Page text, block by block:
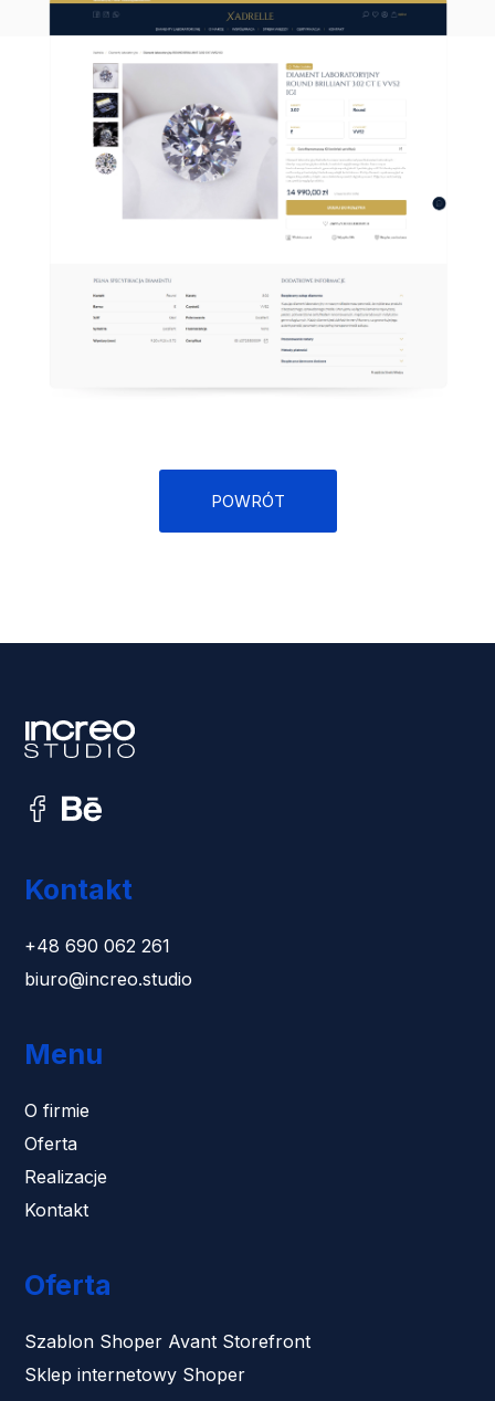
POWRÓT
Kontakt
+48 690 062 261
biuro@increo.studio
Menu
O firmie
Oferta
Realizacje
Kontakt
Oferta
Szablon Shoper Avant Storefront
Sklep internetowy Shoper